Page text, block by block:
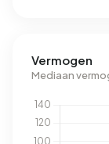
Vermogen
Mediaan